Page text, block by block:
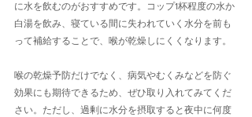
に水を飲むのがおすすめです。コップ1杯程度の水か
白湯を飲み、寝ている間に失われていく水分を前も
って補給することで、喉が乾燥しにくくなります。
喉の乾燥予防だけでなく、病気やむくみなどを防ぐ
効果にも期待できるため、ぜひ取り入れてみてくだ
さい。ただし、過剰に水分を摂取すると夜中に何度